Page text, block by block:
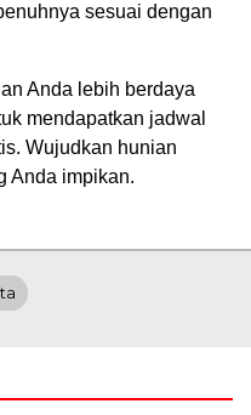
sesuai dengan
Anda lebih berdaya
mendapatkan jadwal
Wujudkan hunian
Anda impikan.